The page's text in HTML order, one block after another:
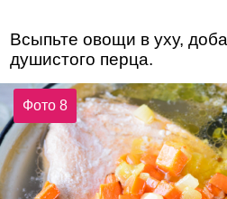
Всыпьте овощи в уху,
душистого перца.
Фото 8